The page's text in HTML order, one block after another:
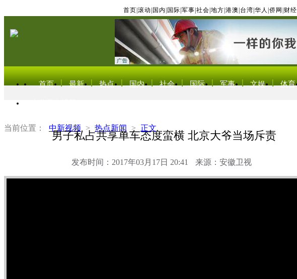
首页 滚动 国内 国际 军事 社会 地方 港澳 台湾 华人 侨网 财经
首页 最新 热点 国内 社会 国际 军事 文娱 体育
当前位置： 中新视频 > 热点新闻 > 正文
男子私占共享单车态度蛮横 北京大爷当场斥责
发布时间：2017年03月17日 20:41 来源：安徽卫视